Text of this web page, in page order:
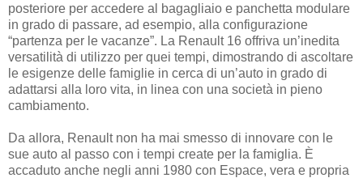
posteriore per accedere al bagagliaio e panchetta modulare
in grado di passare, ad esempio, alla configurazione
“partenza per le vacanze”. La Renault 16 offriva un’inedita
versatilità di utilizzo per quei tempi, dimostrando di ascoltare
le esigenze delle famiglie in cerca di un’auto in grado di
adattarsi alla loro vita, in linea con una società in pieno
cambiamento.
Da allora, Renault non ha mai smesso di innovare con le
sue auto al passo con i tempi create per la famiglia. È
accaduto anche negli anni 1980 con Espace, vera e propria